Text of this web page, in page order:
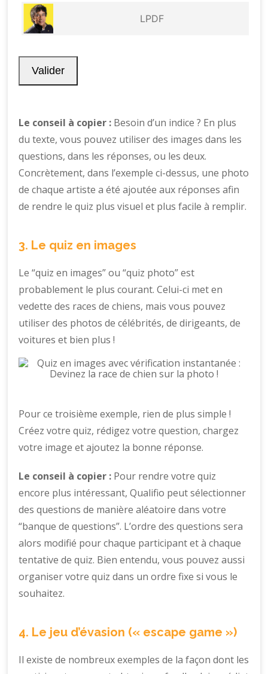
Le conseil à copier : Besoin d’un indice ? En plus
du texte, vous pouvez utiliser des images dans les
questions, dans les réponses, ou les deux.
Concrètement, dans l’exemple ci-dessus, une photo
de chaque artiste a été ajoutée aux réponses afin
de rendre le quiz plus visuel et plus facile à remplir.
3. Le quiz en images
Le “quiz en images” ou “quiz photo” est
probablement le plus courant. Celui-ci met en
vedette des races de chiens, mais vous pouvez
utiliser des photos de célébrités, de dirigeants, de
voitures et bien plus !
Pour ce troisième exemple, rien de plus simple !
Créez votre quiz, rédigez votre question, chargez
votre image et ajoutez la bonne réponse.
Le conseil à copier : Pour rendre votre quiz
encore plus intéressant, Qualifio peut sélectionner
des questions de manière aléatoire dans votre
“banque de questions”. L’ordre des questions sera
alors modifié pour chaque participant et à chaque
tentative de quiz. Bien entendu, vous pouvez aussi
organiser votre quiz dans un ordre fixe si vous le
souhaitez.
4. Le jeu d’évasion (« escape game »)
Il existe de nombreux exemples de la façon dont les